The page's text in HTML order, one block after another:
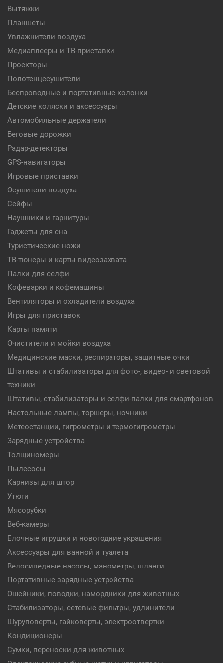
Вытяжки
Планшеты
Увлажнители воздуха
Медиаплееры и ТВ-приставки
Проекторы
Полотенцесушители
Беспроводные и портативные колонки
Детские коляски и аксессуары
Автомобильные держатели
Беговые дорожки
Радар-детекторы
GPS-навигаторы
Игровые приставки
Осушители воздуха
Сейфы
Наушники и гарнитуры
Гаджеты для сна
Туристические ножи
ТВ-тюнеры и карты видеозахвата
Палки для селфи
Кофеварки и кофемашины
Вентиляторы и охладители воздуха
Игры для приставок
Карты памяти
Очистители и мойки воздуха
Медицинские маски, респираторы, защитные очки
Штативы и стабилизаторы для фото-, видео- и световой
техники
Штативы, стабилизаторы и селфи-палки для смартфонов
Настольные лампы, торшеры, ночники
Метеостанции, гигрометры и термогигрометры
Зарядные устройства
Толщиномеры
Пылесосы
Карнизы для штор
Утюги
Мясорубки
Веб-камеры
Елочные игрушки и новогодние украшения
Аксессуары для ванной и туалета
Велосипедные насосы, манометры, шланги
Портативные зарядные устройства
Ошейники, поводки, намордники для животных
Стабилизаторы, сетевые фильтры, удлинители
Шуруповерты, гайковерты, электроотвертки
Кондиционеры
Сумки, переноски для животных